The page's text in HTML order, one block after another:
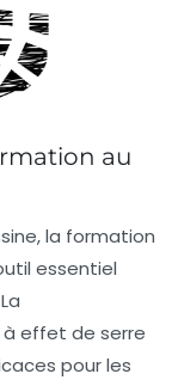
au
la formation
essentiel
effet de serre
pour les